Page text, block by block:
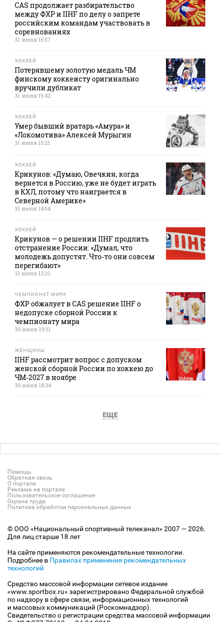
CAS продолжает разбирательство
между ФХР и IIHF по делу о запрете
российским командам участвовать в
соревнованиях
31 июля 15:57
ХОККЕЙ
Потерявшему золотую медаль ЧМ
финскому хоккеисту оригинально
вручили дубликат
31 июля 15:42
ХОККЕЙ
Умер бывший вратарь «Амура» и
«Локомотива» Алексей Мурыгин
31 июля 15:21
ХОККЕЙ
Крикунов: «Думаю, Овечкин, когда
вернется в Россию, уже не будет играть
в КХЛ, потому что наиграется в
Северной Америке»
31 июля 14:54
ХОККЕЙ
Крикунов — о решении IIHF продлить
отстранение России: «Думал, что
молодежь допустят. Что‑то они совсем
перегибают»
31 июля 13:10
ЧЕМПИОНАТ МИРА
ФХР обжалует в CAS решение IIHF о
недопуске сборной России к
чемпионату мира
30 июля 19:31
ЖЕНЩИНЫ
IIHF рассмотрит вопрос с допуском
женской сборной России по хоккею до
ЧМ‑2027 в ноябре
30 июля 18:34
ЕЩЕ
Помощь
Обратная связь
О портале
Реклама на портале
Пользовательское соглашение
Охрана труда
Политика обработки персональных данных
© ООО «Национальный спортивный телеканал» 2007 — 2026.
Для лиц старше 18 лет
На сайте применяются рекомендательные технологии.
Подробнее в Правилах применения рекомендательных
технологий
Средство массовой информации сетевое издание
«www.sportbox.ru» зарегистрировано Федеральной службой
по надзору в сфере связи, информационных технологий
и массовых коммуникаций (Роскомнадзор).
Свидетельство о регистрации средства массовой информации